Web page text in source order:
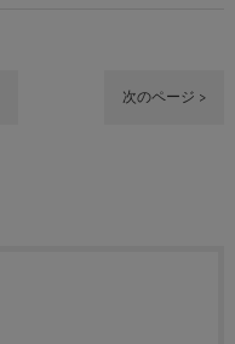
次のページ >